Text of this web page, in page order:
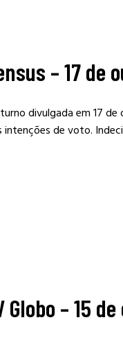
– 17 de
divulgada em 17
de voto.
– 15